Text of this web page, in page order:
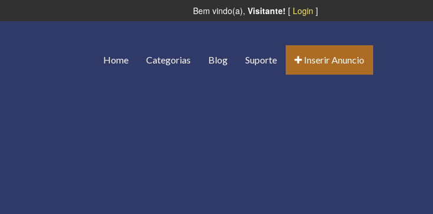
Bem vindo(a), Visitante! [ Login ]
Inserir Anuncio
Home Categorias Blog Suporte